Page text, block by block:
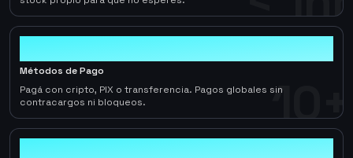
10+
Métodos de Pago
Pagá con cripto, PIX o transferencia. Pagos globales sin
contracargos ni bloqueos.